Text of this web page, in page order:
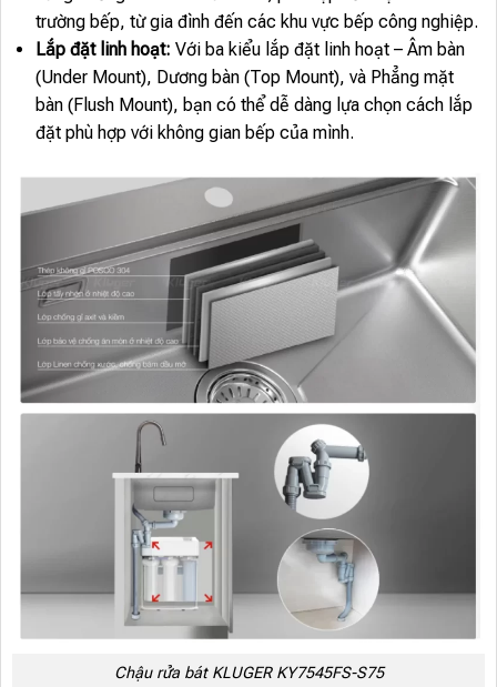
trường bếp, từ gia đình đến các khu vực bếp công nghiệp.
Lắp đặt linh hoạt: Với ba kiểu lắp đặt linh hoạt – Âm bàn
(Under Mount), Dương bàn (Top Mount), và Phẳng mặt
bàn (Flush Mount), bạn có thể dễ dàng lựa chọn cách lắp
đặt phù hợp với không gian bếp của mình.
Chậu rửa bát KLUGER KY7545FS-S75